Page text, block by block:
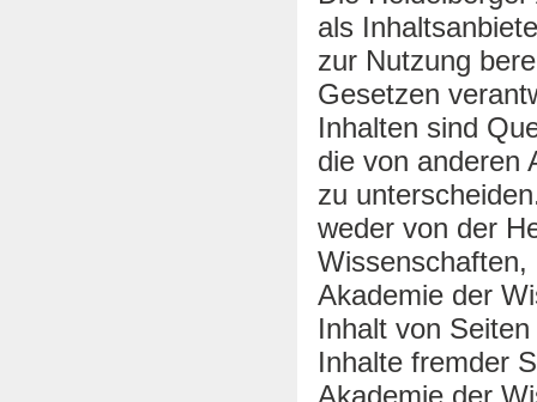
als
zur Nutzung
Gesetzen
Inhalten sind
die von anderen
zu
weder von der
Wissenschaften,
Akademie der
Inhalt von
Inhalte fremder